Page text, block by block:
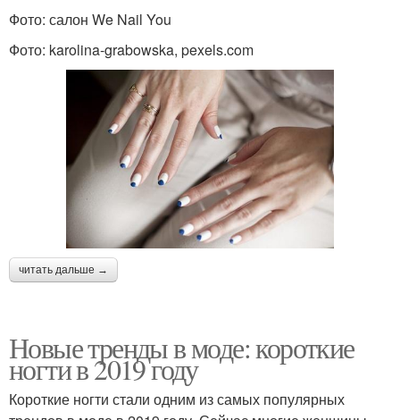
Фото: салон We Nail You
Фото: karolina-grabowska, pexels.com
читать дальше →
Новые тренды в моде: короткие
ногти в 2019 году
Короткие ногти стали одним из самых популярных